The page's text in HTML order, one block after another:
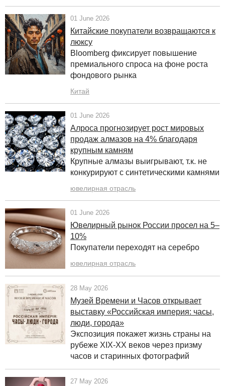
01 June 2026
Китайские покупатели возвращаются к
люксу
Bloomberg фиксирует повышение
премиального спроса на фоне роста
фондового рынка
Китай
01 June 2026
Алроса прогнозирует рост мировых
продаж алмазов на 4% благодаря
крупным камням
Крупные алмазы выигрывают, т.к. не
конкурируют с синтетическими камнями
ювелирная отрасль
01 June 2026
Ювелирный рынок России просел на 5–
10%
Покупатели переходят на серебро
ювелирная отрасль
28 May 2026
Музей Времени и Часов открывает
выставку «Российская империя: часы,
люди, города»
Экспозиция покажет жизнь страны на
рубеже ХIХ-ХХ веков через призму
часов и старинных фотографий
27 May 2026